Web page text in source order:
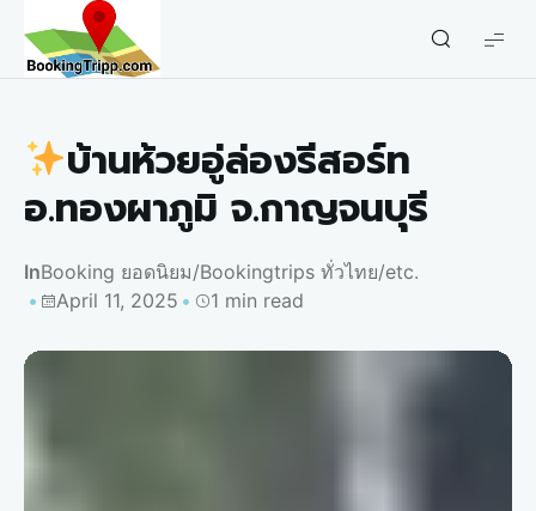
bookingtripp.com
บ้านห้วยอู่ล่องรีสอร์ท
อ.ทองผาภูมิ จ.กาญจนบุรี
InBooking ยอดนิยม/Bookingtrips ทั่วไทย/etc.
April 11, 2025
1 min read